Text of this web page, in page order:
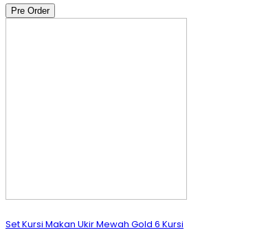
Pre Order
Set Kursi Makan Ukir Mewah Gold 6 Kursi